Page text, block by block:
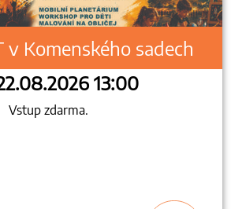
v Komenského sadech
13:00
Vstup zdarma.